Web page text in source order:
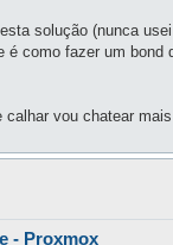
solução (nunca
é como fazer um bond
calhar vou chatear
- Proxmox